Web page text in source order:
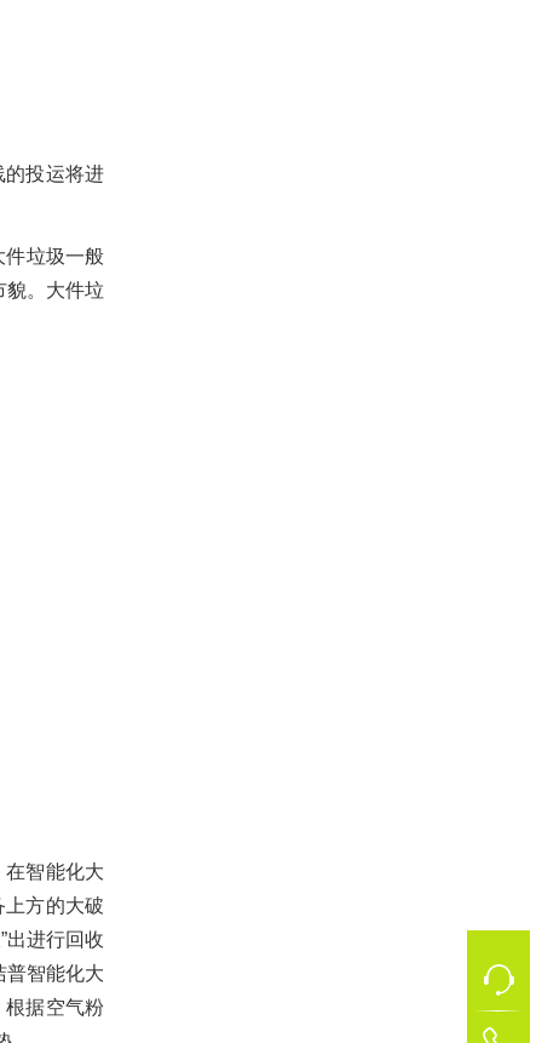
的投运将进
件垃圾一般
貌。大件垃
智能化大
方的大破
出进行回收
普智能化大
根据空气粉